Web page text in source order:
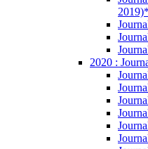
2019)*
2020 :